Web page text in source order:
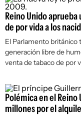
Reino Unido
de por vida a los
El Parlamento británico
generación libre de
venta de tabaco de por
Polémica en el
millones por el